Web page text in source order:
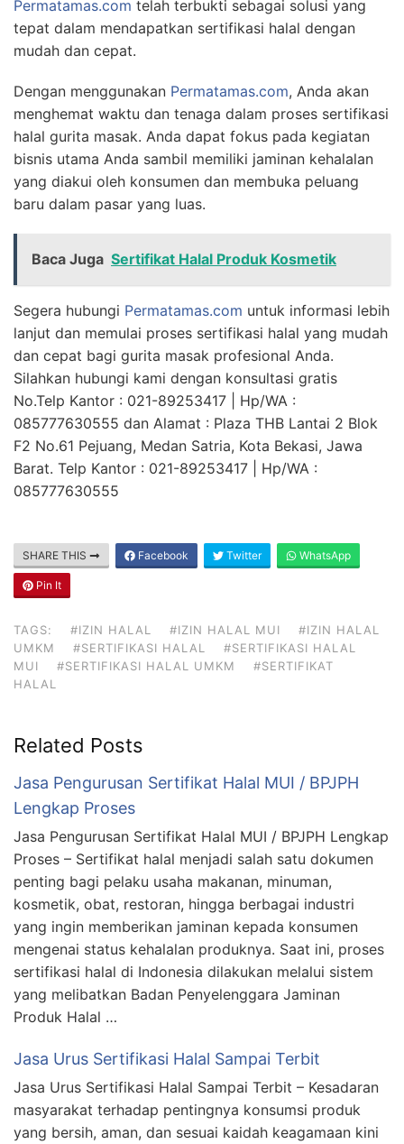
Permatamas.com telah terbukti sebagai solusi yang
tepat dalam mendapatkan sertifikasi halal dengan
mudah dan cepat.
Dengan menggunakan Permatamas.com, Anda akan
menghemat waktu dan tenaga dalam proses sertifikasi
halal gurita masak. Anda dapat fokus pada kegiatan
bisnis utama Anda sambil memiliki jaminan kehalalan
yang diakui oleh konsumen dan membuka peluang
baru dalam pasar yang luas.
Baca Juga Sertifikat Halal Produk Kosmetik
Segera hubungi Permatamas.com untuk informasi lebih
lanjut dan memulai proses sertifikasi halal yang mudah
dan cepat bagi gurita masak profesional Anda.
Silahkan hubungi kami dengan konsultasi gratis
No.Telp Kantor : 021-89253417 | Hp/WA :
085777630555 dan Alamat : Plaza THB Lantai 2 Blok
F2 No.61 Pejuang, Medan Satria, Kota Bekasi, Jawa
Barat. Telp Kantor : 021-89253417 | Hp/WA :
085777630555
SHARE THIS Facebook Twitter WhatsApp
Pin It
TAGS: #IZIN HALAL #IZIN HALAL MUI
#IZIN HALAL
UMKM
#SERTIFIKASI HALAL
#SERTIFIKASI HALAL
MUI
#SERTIFIKASI HALAL UMKM
#SERTIFIKAT
HALAL
Related Posts
Jasa Pengurusan Sertifikat Halal MUI / BPJPH
Lengkap Proses
Jasa Pengurusan Sertifikat Halal MUI / BPJPH Lengkap
Proses – Sertifikat halal menjadi salah satu dokumen
penting bagi pelaku usaha makanan, minuman,
kosmetik, obat, restoran, hingga berbagai industri
yang ingin memberikan jaminan kepada konsumen
mengenai status kehalalan produknya. Saat ini, proses
sertifikasi halal di Indonesia dilakukan melalui sistem
yang melibatkan Badan Penyelenggara Jaminan
Produk Halal …
Jasa Urus Sertifikasi Halal Sampai Terbit
Jasa Urus Sertifikasi Halal Sampai Terbit – Kesadaran
masyarakat terhadap pentingnya konsumsi produk
yang bersih, aman, dan sesuai kaidah keagamaan kini